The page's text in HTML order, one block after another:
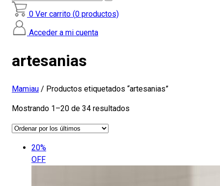
Producto
0 Ver carrito (0 productos)
Acceder a mi cuenta
artesanias
Mamiau / Productos etiquetados “artesanias”
Mostrando 1–20 de 34 resultados
20%
OFF